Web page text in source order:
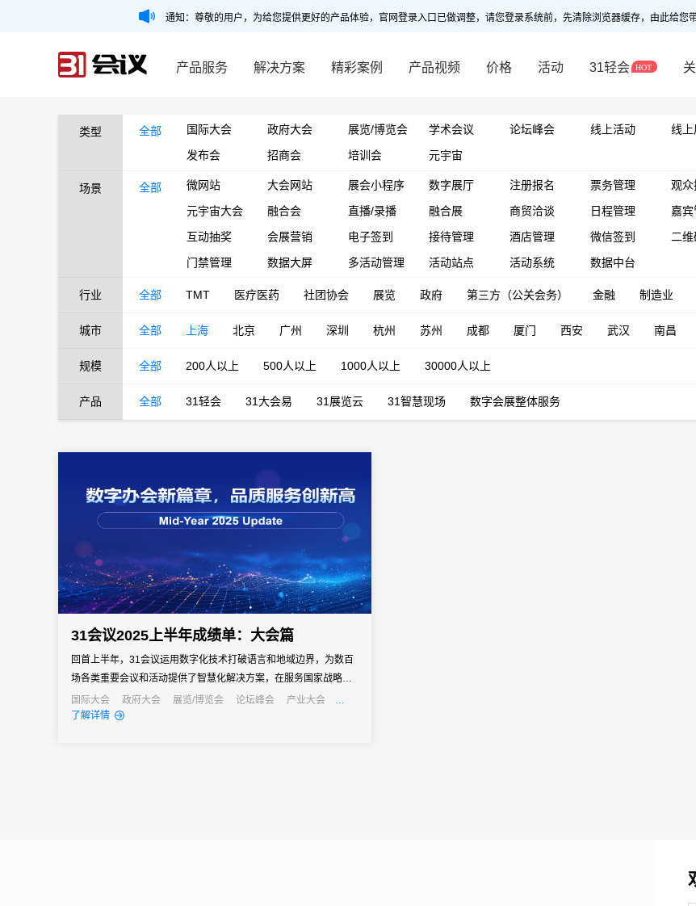
通知：尊敬的用户，为给您提供更好的产品体验，官网登录入口已做调整，请您登录系统前，先清除浏览器缓存，由此给您
产品服务 解决方案 精彩案例 产品视频 价格 活动 31轻会
类型 全部 国际大会 政府大会 展览/博览会 学术会议 论坛峰会 线上活动 线上
发布会
招商会 培训会 元宇宙
场景 全部 微网站 大会网站 展会小程序 数字展厅 注册报名 票务管理 观众
元宇宙大会
融合会 直播/录播 融合展 商贸洽谈 日程管理 嘉宾
互动抽奖
会展营销 电子签到 接待管理 酒店管理 微信签到 二维
门禁管理
数据大屏 多活动管理 活动站点 活动系统 数据中台
行业 全部 TMT 医疗医药 社团协会 展览 政府 第三方（公关会务） 金融 制造业
城市 全部 上海 北京 广州 深圳 杭州 苏州 成都 厦门 西安 武汉 南昌
规模 全部 200人以上 500人以上 1000人以上 30000人以上
产品 全部 31轻会 31大会易 31展览云 31智慧现场 数字会展整体服务
31会议2025上半年成绩单：大会篇
回首上半年，31会议运用数字化技术打破语言和地域边界，为数百
场各类重要会议和活动提供了智慧化解决方案，在服务国家战略、
促进国际合作、推动产业发展中发挥了重要的数字化支撑作用。年
中之际，让我们一同回顾上半年的精彩案例，探寻数字化服务如何
国际大会 政府大会 展览/博览会 论坛峰会
产业大会
行业大会
经销商大会
了解详情